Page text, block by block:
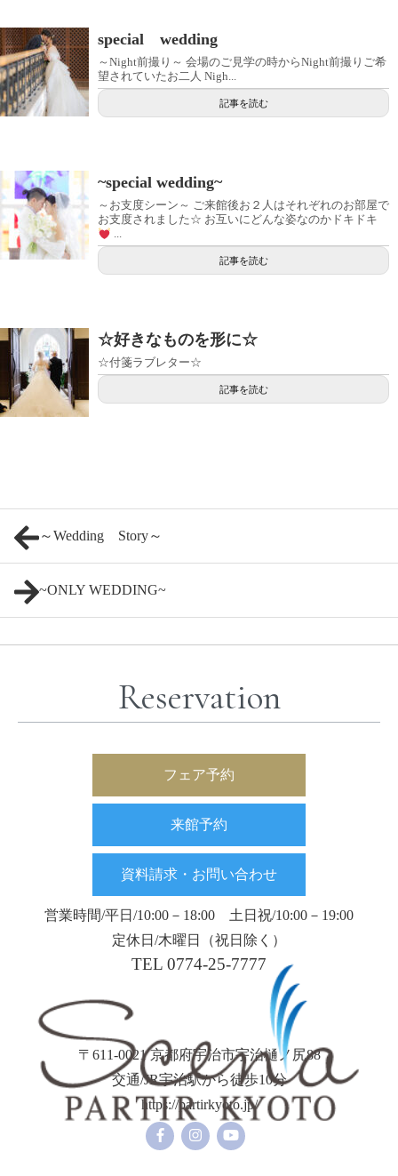
special wedding
～Night前撮り～ 会場のご見学の時からNight前撮りご希
望されていたお二人 Nigh...
記事を読む
~special wedding~
～お支度シーン～ ご来館後お２人はそれぞれのお部屋で
お支度されました☆ お互いにどんな姿なのかドキドキ
...
記事を読む
☆好きなものを形に☆
☆付箋ラブレター☆
記事を読む
～Wedding Story～
~ONLY WEDDING~
Reservation
フェア予約
来館予約
資料請求・お問い合わせ
営業時間/平日/10:00－18:00 土日祝/10:00－19:00
定休日/木曜日（祝日除く）
TEL 0774-25-7777
〒611-0021 京都府宇治市宇治樋ノ尻88
交通/JR宇治駅から徒歩10分
https://partirkyoto.jp/